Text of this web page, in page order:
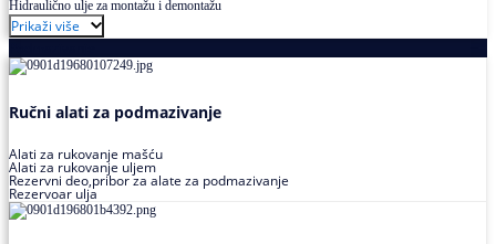
Hidraulično ulje za montažu i demontažu
Prikaži više
Ručni alati za podmazivanje
Alati za rukovanje mašću
Alati za rukovanje uljem
Rezervni deo,pribor za alate za podmazivanje
Rezervoar ulja